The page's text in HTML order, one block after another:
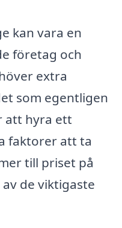
kan vara en
företag och
extra
som egentligen
att hyra ett
faktorer att ta
till priset på
de viktigaste